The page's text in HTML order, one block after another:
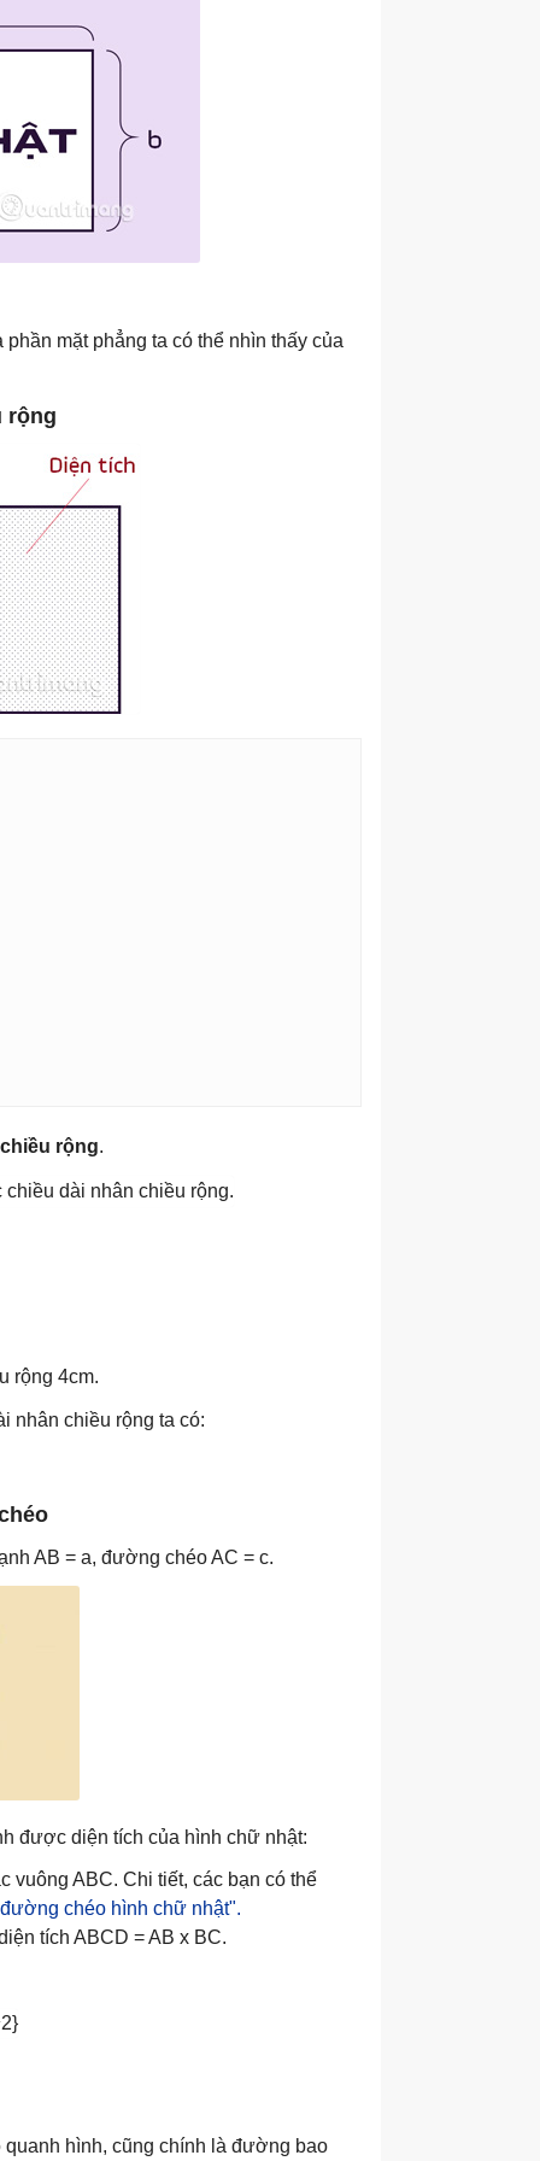
mặt phẳng ta có thể nhìn thấy của
rộng
rộng.
rộng 4cm.
nhân chiều rộng ta có:
AB = a, đường chéo AC = c.
được diện tích của hình chữ nhật:
vuông ABC. Chi tiết, các bạn có thể
chéo hình chữ nhật".
tích ABCD = AB x BC.
hình, cũng chính là đường bao